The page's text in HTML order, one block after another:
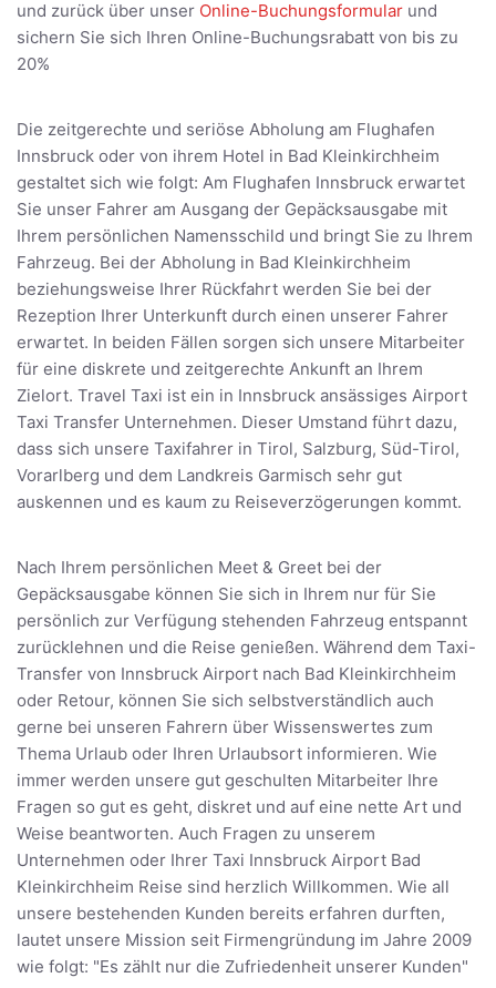
und zurück über unser Online-Buchungsformular und
sichern Sie sich Ihren Online-Buchungsrabatt von bis zu
20%
Die zeitgerechte und seriöse Abholung am Flughafen
Innsbruck oder von ihrem Hotel in Bad Kleinkirchheim
gestaltet sich wie folgt: Am Flughafen Innsbruck erwartet
Sie unser Fahrer am Ausgang der Gepäcksausgabe mit
Ihrem persönlichen Namensschild und bringt Sie zu Ihrem
Fahrzeug. Bei der Abholung in Bad Kleinkirchheim
beziehungsweise Ihrer Rückfahrt werden Sie bei der
Rezeption Ihrer Unterkunft durch einen unserer Fahrer
erwartet. In beiden Fällen sorgen sich unsere Mitarbeiter
für eine diskrete und zeitgerechte Ankunft an Ihrem
Zielort. Travel Taxi ist ein in Innsbruck ansässiges Airport
Taxi Transfer Unternehmen. Dieser Umstand führt dazu,
dass sich unsere Taxifahrer in Tirol, Salzburg, Süd-Tirol,
Vorarlberg und dem Landkreis Garmisch sehr gut
auskennen und es kaum zu Reiseverzögerungen kommt.
Nach Ihrem persönlichen Meet & Greet bei der
Gepäcksausgabe können Sie sich in Ihrem nur für Sie
persönlich zur Verfügung stehenden Fahrzeug entspannt
zurücklehnen und die Reise genießen. Während dem Taxi-
Transfer von Innsbruck Airport nach Bad Kleinkirchheim
oder Retour, können Sie sich selbstverständlich auch
gerne bei unseren Fahrern über Wissenswertes zum
Thema Urlaub oder Ihren Urlaubsort informieren. Wie
immer werden unsere gut geschulten Mitarbeiter Ihre
Fragen so gut es geht, diskret und auf eine nette Art und
Weise beantworten. Auch Fragen zu unserem
Unternehmen oder Ihrer Taxi Innsbruck Airport Bad
Kleinkirchheim Reise sind herzlich Willkommen. Wie all
unsere bestehenden Kunden bereits erfahren durften,
lautet unsere Mission seit Firmengründung im Jahre 2009
wie folgt: "Es zählt nur die Zufriedenheit unserer Kunden"